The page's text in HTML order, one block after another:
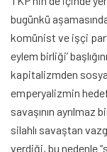
bugünkü
komünist ve işçi
eylem birliği’
kapitalizmden
emperyalizmin
savaşının ayrılmaz
silahlı savaştan
verdiği, bu nedenle